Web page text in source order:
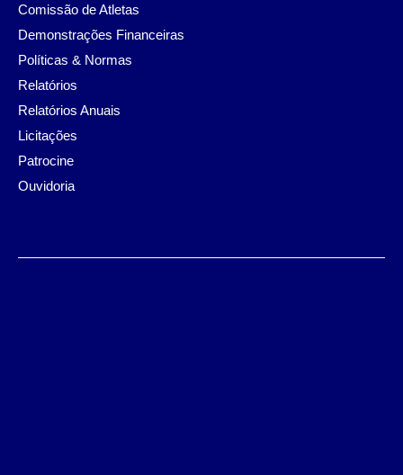
Comissão de Atletas
Demonstrações Financeiras
Políticas & Normas
Relatórios
Relatórios Anuais
Licitações
Patrocine
Ouvidoria